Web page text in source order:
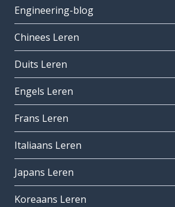
Engineering-blog
Chinees Leren
Duits Leren
Engels Leren
Frans Leren
Italiaans Leren
Japans Leren
Koreaans Leren